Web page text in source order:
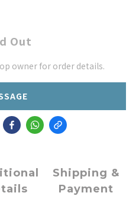
Out
owner for order details.
Shipping &
Payment